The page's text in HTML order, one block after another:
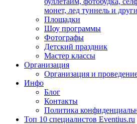
монет, лед туннель и
Площадки
Шоу программы
Фотографы
Детский праздник
Мастер классы
Организация
Организация и
Инфо
Блог
Контакты
Политика
Топ 10 специалистов Eventius.ru